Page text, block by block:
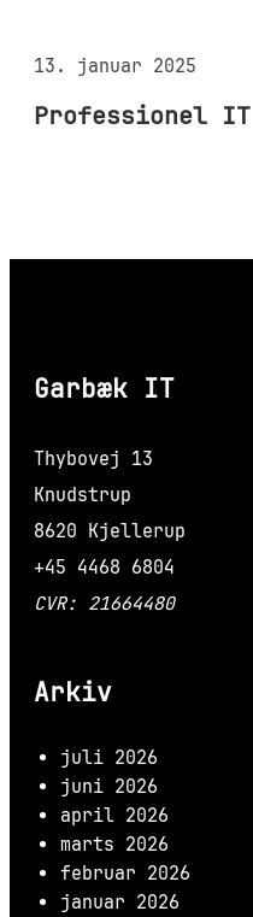
13. januar 2025
Professionel
Garbæk IT
Thybovej 13
Knudstrup
8620 Kjellerup
+45 4468 6804
CVR: 21664480
Arkiv
juli 2026
juni 2026
april 2026
marts 2026
februar 2026
januar 2026